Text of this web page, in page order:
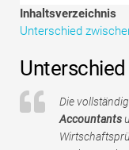
Tutorials zur
Inhaltsverzeichnis
Unterschied
Die
Accountants